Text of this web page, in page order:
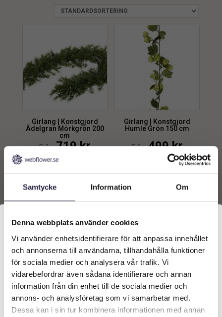
Samtycke Information Om
Denna webbplats använder cookies
Vi använder enhetsidentifierare för att anpassa innehållet
och annonserna till användarna, tillhandahålla funktioner
för sociala medier och analysera vår trafik. Vi
vidarebefordrar även sådana identifierare och annan
information från din enhet till de sociala medier och
annons- och analysföretag som vi samarbetar med.
Dessa kan i sin tur kombinera informationen med annan
Girlang | Konstgjord
Ädelgran Mörkgrön 200
cm
Från:719kr
varukorg
Girlang | Konstgjord
Humle Grön 150 cm
Från:499kr
Vinranka | Konstgjord
Välkommen till Webflower
Vilken typ av kund är du? Du kan alltid justera ditt val
längst upp på sidan.
Företagskund (exkl. moms)